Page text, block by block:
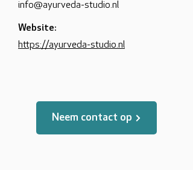
info@ayurveda-studio.nl
Website:
https://ayurveda-studio.nl
Neem contact op